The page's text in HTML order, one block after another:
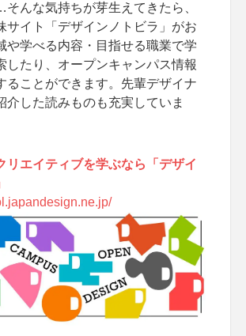
んな気持ちが芽生えてきたら、
サイト「デザインノトビラ」がお
や学べる内容・目指せる職業で学
したり、オープンキャンパス情報
ることができます。先輩デザイナ
介した読みものも充実していま
リエイティブを学ぶなら「デザイ